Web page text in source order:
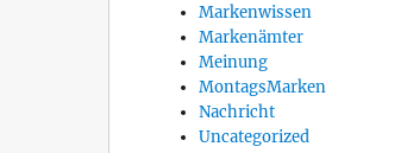
Markenwissen
Markenämter
Meinung
MontagsMarken
Nachricht
Uncategorized